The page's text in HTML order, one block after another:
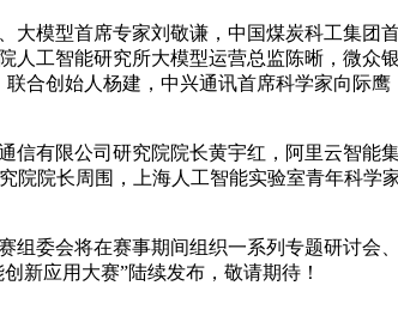
模型首席专家刘敬谦，中国煤炭科工集团
工智能研究所大模型运营总监陈晰，微众
合创始人杨建，中兴通讯首席科学家向际
有限公司研究院院长黄宇红，阿里云智能
院长周围，上海人工智能实验室青年科学
委会将在赛事期间组织一系列专题研讨会
新应用大赛”陆续发布，敬请期待！